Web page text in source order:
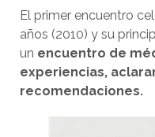
El primer encuentro
años (2010) y su
un encuentro de
experiencias,
recomendaciones.